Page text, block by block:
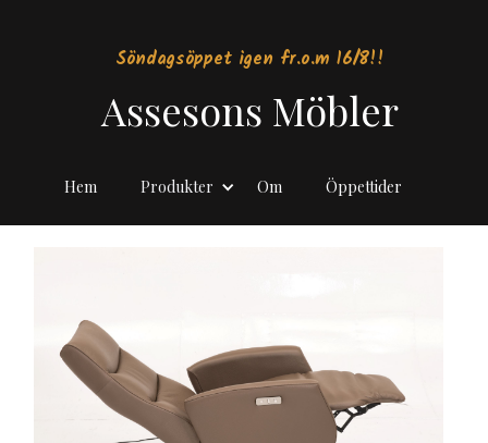
Söndagsöppet igen fr.o.m 16/8!!
Assesons Möbler
Hem Produkter Om Öppettider